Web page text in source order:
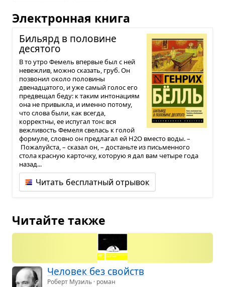
Электронная книга
Бильярд в поло­вине
деся­того
В то утро Фемель впервые был с ней
невежлив, можно сказать, груб. Он
позвонил около половины
двенадцатого, и уже самый голос его
предвещал беду: к таким интонациям
она не привыкла, и именно потому,
что слова были, как всегда,
корректны, ее испугал тон: вся
вежливость Фемеля свелась к голой
формуле, словно он предлагал ей Н2О вместо воды. –
Пожалуйста, – сказал он, – достаньте из письменного
стола красную карточку, которую я дал вам четыре года
назад...
Читать бесплатный отрывок
Читайте также
Чело­век без свойств
Роберт Музиль · роман